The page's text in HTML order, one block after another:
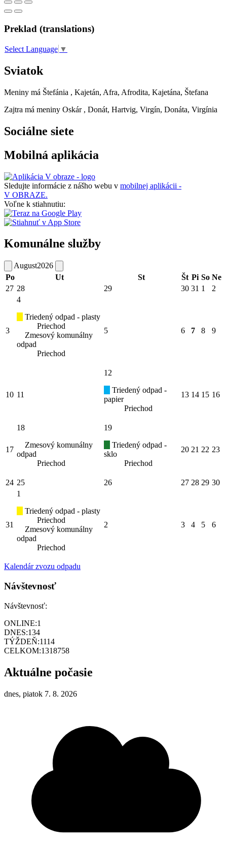
Preklad (translations)
Select Language ▼
Sviatok
Meniny má Štefánia , Kajetán, Afra, Afrodita, Kajetána, Štefana
Zajtra má meniny Oskár , Donát, Hartvig, Virgín, Donáta, Virgínia
Sociálne siete
Mobilná aplikácia
Sledujte informácie z nášho webu v mobilnej aplikácii -
V OBRAZE.
Voľne k stiahnutiu:
Komunálne služby
August2026
Po
Ut St Št Pi So Ne
27 28 29 30 31 1 2
3
4
Triedený odpad - plasty
Priechod
Zmesový komunálny
odpad
Priechod
5 6 7 8 9
10 11
12
Triedený odpad -
papier
Priechod
13 14 15 16
17
18
Zmesový komunálny
odpad
Priechod
19
Triedený odpad -
sklo
Priechod
20 21 22 23
24 25 26 27 28 29 30
31
1
Triedený odpad - plasty
Priechod
Zmesový komunálny
odpad
Priechod
2 3 4 5 6
Kalendár zvozu odpadu
Návštevnosť
Návštevnosť:
ONLINE:1
DNES:134
TÝŽDEŇ:1114
CELKOM:1318758
Aktuálne počasie
dnes, piatok 7. 8. 2026